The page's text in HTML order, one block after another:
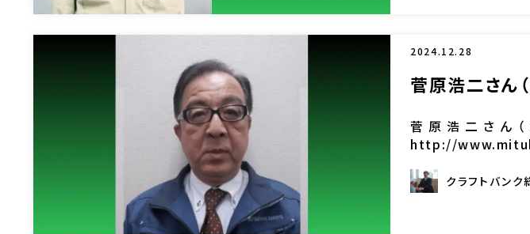
2024.12.28
菅原浩二さん
菅原浩二さん
http://
クラフトバンク